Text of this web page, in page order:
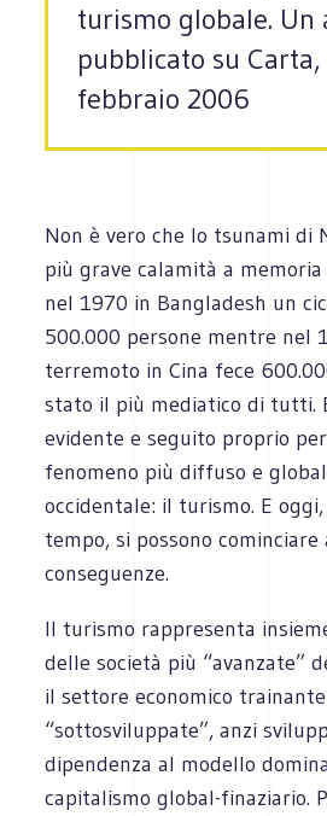
turismo globale. Un
pubblicato su Carta,
febbraio 2006
Non è vero che lo tsunami di
più grave calamità a
nel 1970 in Bangladesh un
500.000 persone mentre nel
terremoto in Cina fece
stato il più mediatico di tutti.
evidente e seguito proprio
fenomeno più diffuso e
occidentale: il turismo. E
tempo, si possono
conseguenze.
Il turismo rappresenta
delle società più “avanzate”
il settore economico
“sottosviluppate”, anzi
dipendenza al modello
capitalismo global-finaziario.